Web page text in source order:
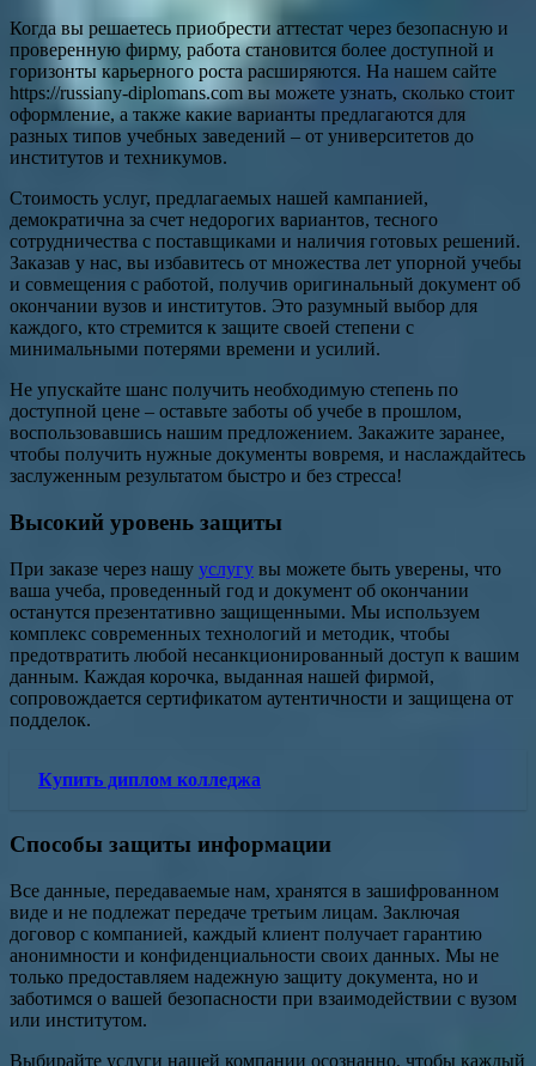
Когда вы решаетесь приобрести аттестат через безопасную и
проверенную фирму, работа становится более доступной и
горизонты карьерного роста расширяются. На нашем сайте
https://russiany-diplomans.com вы можете узнать, сколько стоит
оформление, а также какие варианты предлагаются для
разных типов учебных заведений – от университетов до
институтов и техникумов.
Стоимость услуг, предлагаемых нашей кампанией,
демократична за счет недорогих вариантов, тесного
сотрудничества с поставщиками и наличия готовых решений.
Заказав у нас, вы избавитесь от множества лет упорной учебы
и совмещения с работой, получив оригинальный документ об
окончании вузов и институтов. Это разумный выбор для
каждого, кто стремится к защите своей степени с
минимальными потерями времени и усилий.
Не упускайте шанс получить необходимую степень по
доступной цене – оставьте заботы об учебе в прошлом,
воспользовавшись нашим предложением. Закажите заранее,
чтобы получить нужные документы вовремя, и наслаждайтесь
заслуженным результатом быстро и без стресса!
Высокий уровень защиты
При заказе через нашу услугу вы можете быть уверены, что
ваша учеба, проведенный год и документ об окончании
останутся презентативно защищенными. Мы используем
комплекс современных технологий и методик, чтобы
предотвратить любой несанкционированный доступ к вашим
данным. Каждая корочка, выданная нашей фирмой,
сопровождается сертификатом аутентичности и защищена от
подделок.
Купить диплом колледжа
Способы защиты информации
Все данные, передаваемые нам, хранятся в зашифрованном
виде и не подлежат передаче третьим лицам. Заключая
договор с компанией, каждый клиент получает гарантию
анонимности и конфиденциальности своих данных. Мы не
только предоставляем надежную защиту документа, но и
заботимся о вашей безопасности при взаимодействии с вузом
или институтом.
Выбирайте услуги нашей компании осознанно, чтобы каждый